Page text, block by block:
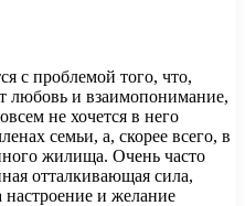
с проблемой того, что,
любовь и взаимопонимание,
не хочется в него
семьи, а, скорее всего, в
жилища. Очень часто
отталкивающая сила,
настроение и желание